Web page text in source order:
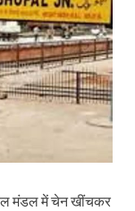
रेल मंडल में चेन खींचकर